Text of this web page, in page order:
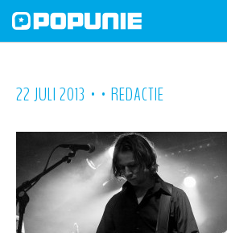
22 JULI 2013 • • REDACTIE